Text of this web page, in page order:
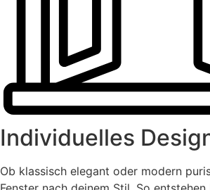
Individuelles
Ob klassisch elegant oder modern